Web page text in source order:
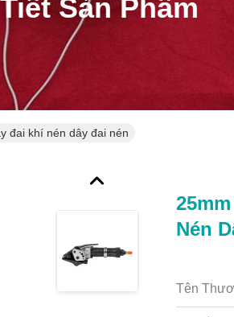
Sản Phẩm
đai khí nén dây đai nén
Nén
Tên